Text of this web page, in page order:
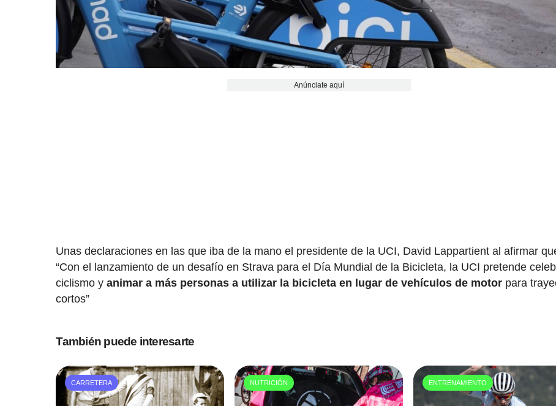
Anúnciate aquí
Unas declaraciones en las que iba de la mano el presidente de la UCI, David Lappartient al afirmar
“Con el lanzamiento de un desafío en Strava para el Día Mundial de la Bicicleta, la UCI pretende
ciclismo yanimar a más personas a utilizar la bicicleta en lugar de vehículos de motor para
cortos”
También puede interesarte
CARRETERA NUTRICIÓN ENTRENAMIENTO